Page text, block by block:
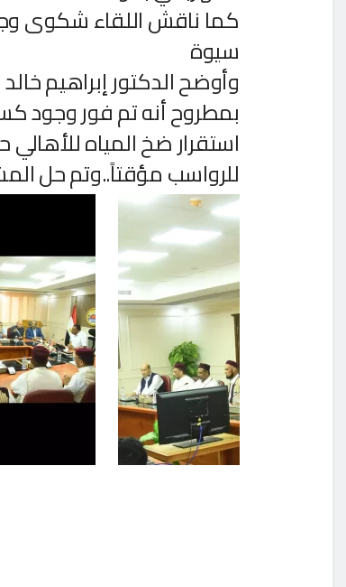
كما ناقش اللقاء شكوى
سيوة
وأوضح الدكتور إبراهيم
استقرار ضخ المياه
للرواسب مؤقتاً..وتم حل